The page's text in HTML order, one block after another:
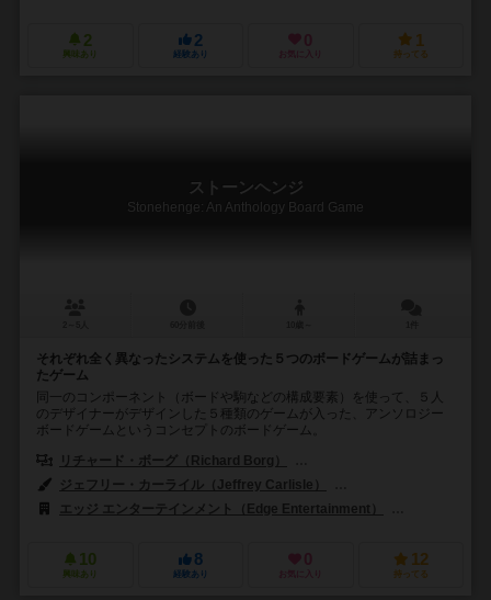
2
興味あり
2
経験あり
0
お気に入り
1
持ってる
ストーンヘンジ
Stonehenge: An Anthology Board Game
それぞれ全く異なったシステムを使った５つのボードゲームが詰まっ
たゲーム
同一のコンポーネント（ボードや駒などの構成要素）を使って、５人
のデザイナーがデザインした５種類のゲームが入った、アンソロジー
ボードゲームというコンセプトのボードゲーム。
リチャード・ボーグ（Richard Borg）
ジェフリー・カーライル（Jeffrey Carlisle）
エッジ エンターテインメント（Edge Entertainment）
10
興味あり
8
経験あり
0
お気に入り
12
持ってる